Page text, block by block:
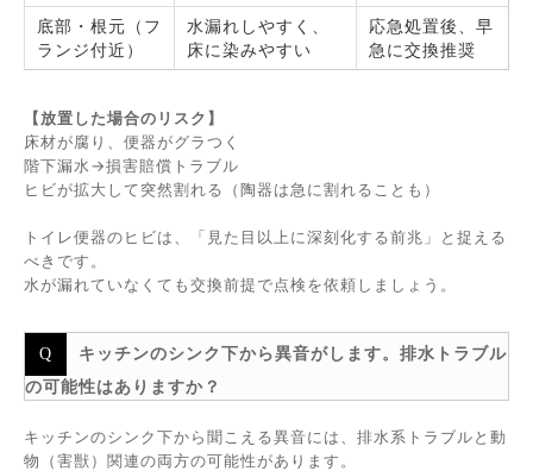
底部・根元（フ
ランジ付近）
水漏れしやすく、
床に染みやすい
応急処置後、早
急に交換推奨
【放置した場合のリスク】
床材が腐り、便器がグラつく
階下漏水→損害賠償トラブル
ヒビが拡大して突然割れる（陶器は急に割れることも）
トイレ便器のヒビは、「見た目以上に深刻化する前兆」と捉える
べきです。
水が漏れていなくても交換前提で点検を依頼しましょう。
キッチンのシンク下から異音がします。排水トラブル
の可能性はありますか？
キッチンのシンク下から聞こえる異音には、排水系トラブルと動
物（害獣）関連の両方の可能性があります。